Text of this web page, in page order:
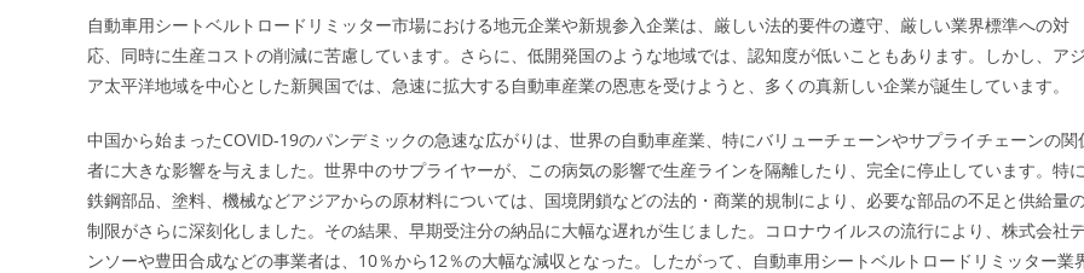
自動車用シートベルトロードリミッター市場における地元企業や新規参入企業は、厳しい法的要件の遵守、厳しい業界標準への対
応、同時に生産コストの削減に苦慮しています。さらに、低開発国のような地域では、認知度が低いこともあります。しかし、アジ
ア太平洋地域を中心とした新興国では、急速に拡大する自動車産業の恩恵を受けようと、多くの真新しい企業が誕生しています。
中国から始まったCOVID-19のパンデミックの急速な広がりは、世界の自動車産業、特にバリューチェーンやサプライチェーンの関
者に大きな影響を与えました。世界中のサプライヤーが、この病気の影響で生産ラインを隔離したり、完全に停止しています。特に
鉄鋼部品、塗料、機械などアジアからの原材料については、国境閉鎖などの法的・商業的規制により、必要な部品の不足と供給量
制限がさらに深刻化しました。その結果、早期受注分の納品に大幅な遅れが生じました。コロナウイルスの流行により、株式会社
ンソーや豊田合成などの事業者は、10％から12％の大幅な減収となった。したがって、自動車用シートベルトロードリミッター業